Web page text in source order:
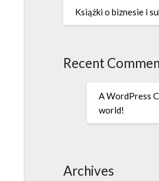
Książki o biznesie i
Recent
A WordPress
world!
Archives